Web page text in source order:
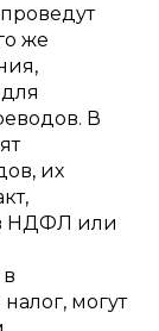
же
В
их
НДФЛ или
могут